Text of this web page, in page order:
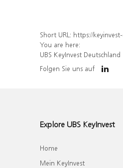
Short URL: https://keyinvest-de.ubs.com/
You are here:
UBS KeyInvest Deutschland
Folgen Sie uns auf
Explore UBS KeyInvest
Home
Mein KeyInvest